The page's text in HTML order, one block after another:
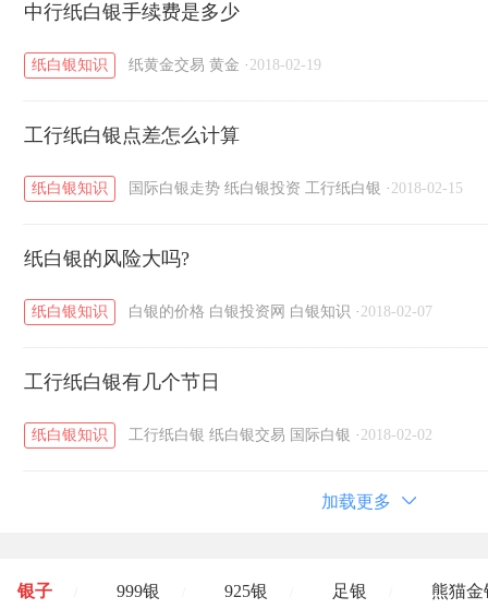
黄金T+D知识 / 粤贵银知识
中行纸白银手续费是多少
纸白银知识 纸黄金交易 黄金 · 2018-02-19
工行纸白银点差怎么计算
纸白银知识 国际白银走势 纸白银投资 工行纸白银 · 2018-02-15
纸白银的风险大吗?
纸白银知识 白银的价格 白银投资网 白银知识 · 2018-02-07
工行纸白银有几个节日
纸白银知识 工行纸白银 纸白银交易 国际白银 · 2018-02-02
加载更多
银子 999银 925银 足银 熊猫金